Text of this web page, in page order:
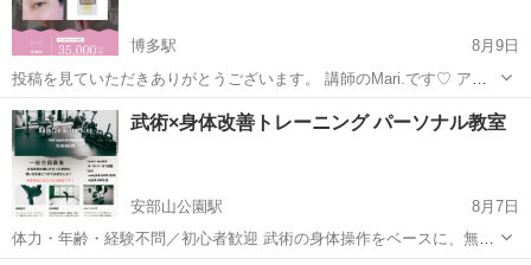
博多駅
8月9日
投稿を見ていただきありがとうございます。 講師のMari.です♡ アイ
ブロウワックスシート講座は、 ワックスシートを使用した 眉毛のお手
入れになります☺️ ワックスウォーマーなどの機材も不要で ハサミ...
福岡 福岡市 博多駅 スキンケア 未経験
武術×身体改善トレーニング パーソナル教室
安部山公園駅
8月7日
体力・年齢・経験不問／初心者歓迎 武術の身体操作をベースに、無理